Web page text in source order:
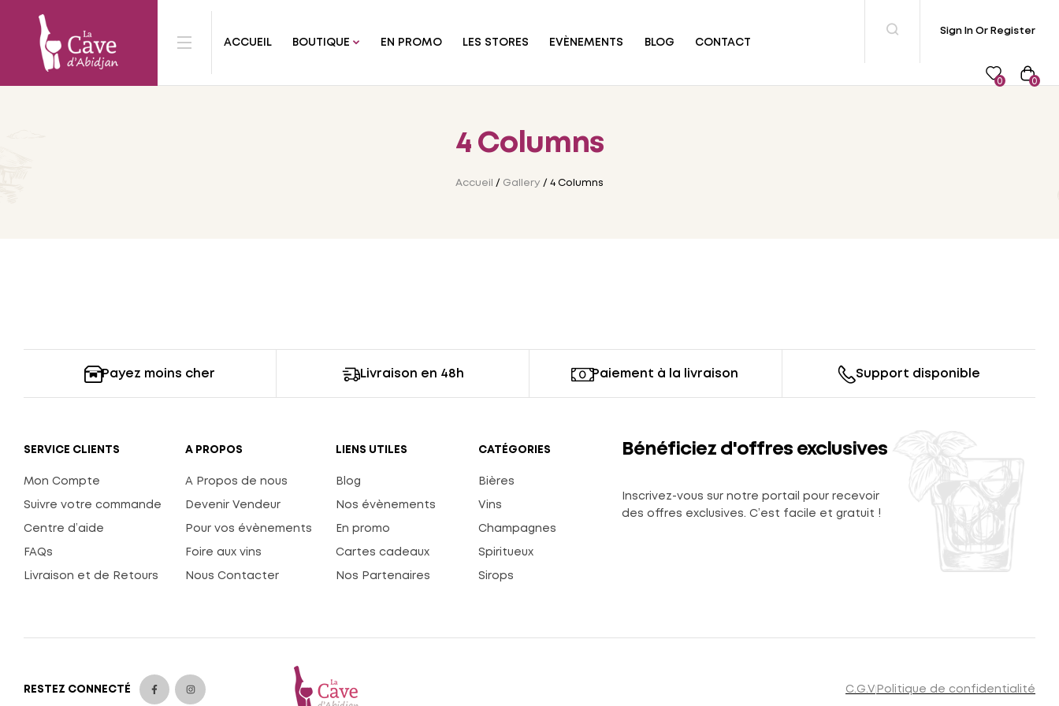
ACCUEIL BOUTIQUE EN PROMO LES STORES EVÈNEMENTS BLOG CONTACT
Sign In Or Register
0 0
4 Columns
Accueil / Gallery / 4 Columns
Payez moins cher Livraison en 48h Paiement à la livraison Support disponible
SERVICE CLIENTS
Mon Compte
Suivre votre commande
Centre d’aide
FAQs
Livraison et de Retours
A PROPOS
A Propos de nous
Devenir Vendeur
Pour vos évènements
Foire aux vins
Nous Contacter
LIENS UTILES
Blog
Nos évènements
En promo
Cartes cadeaux
Nos Partenaires
CATÉGORIES
Bières
Vins
Champagnes
Spiritueux
Sirops
Bénéficiez d'offres exclusives
Inscrivez-vous sur notre portail pour recevoir
des offres exclusives. C’est facile et gratuit !
RESTEZ CONNECTÉ C.G.V Politique de confidentialité